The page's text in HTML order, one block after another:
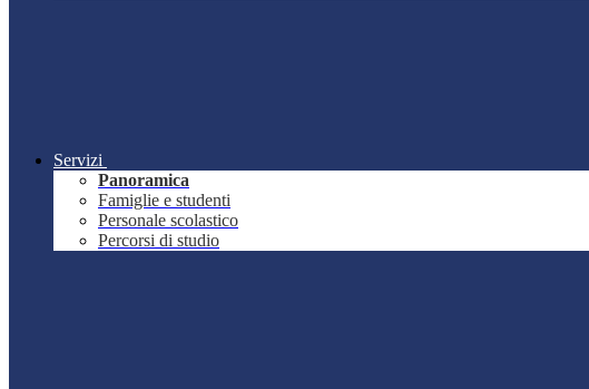
Servizi
Panoramica
Famiglie e studenti
Personale scolastico
Percorsi di studio